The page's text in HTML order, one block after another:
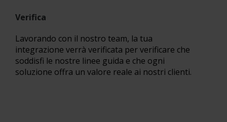
Verifica
Lavorando con il nostro team, la tua
integrazione verrà verificata per verificare che
soddisfi le nostre linee guida e che ogni
soluzione offra un valore reale ai nostri clienti.